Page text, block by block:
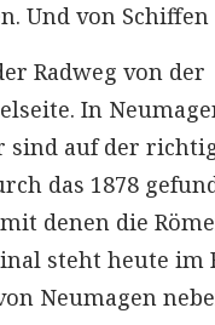
Und von
Radweg von der
In
auf der
das 1878
denen die
steht heute im
Neumagen